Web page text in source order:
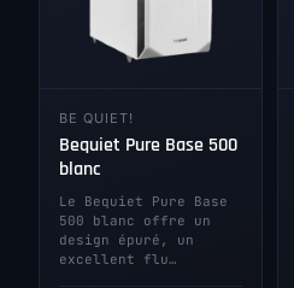
BE QUIET!
Bequiet Pure Base 500
blanc
Le Bequiet Pure Base
500 blanc offre un
design épuré, un
excellent flu…